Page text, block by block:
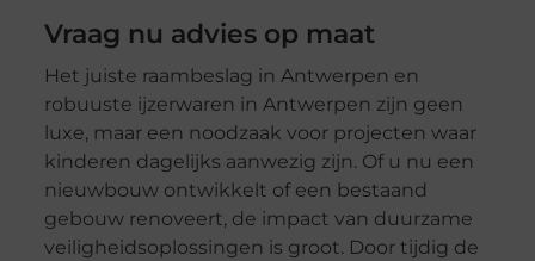
Vraag nu advies op maat
Het juiste raambeslag in Antwerpen en
robuuste ijzerwaren in Antwerpen zijn geen
luxe, maar een noodzaak voor projecten waar
kinderen dagelijks aanwezig zijn. Of u nu een
nieuwbouw ontwikkelt of een bestaand
gebouw renoveert, de impact van duurzame
veiligheidsoplossingen is groot. Door tijdig de